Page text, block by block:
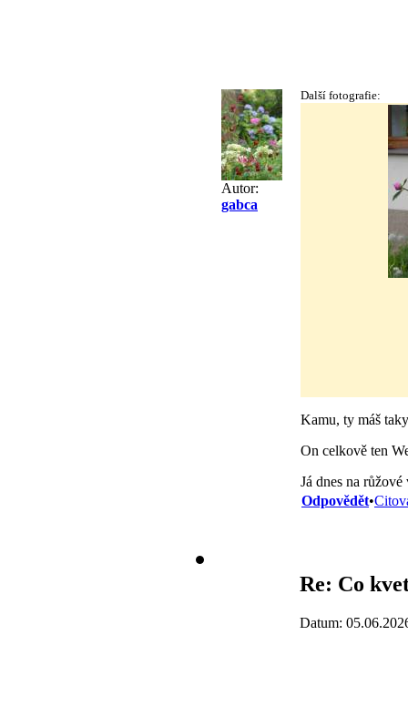
Autor:
gabca
Další fotografie:
Kamu, ty máš
On celkově ten
Já dnes na
Odpovědět•
Re: Co
Datum: